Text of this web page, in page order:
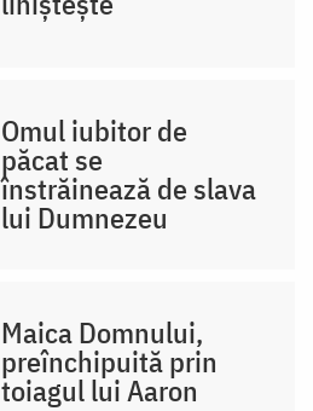
Omul iubitor de
păcat se
înstrăinează de slava
lui Dumnezeu
Maica Domnului,
preînchipuită prin
toiagul lui Aaron